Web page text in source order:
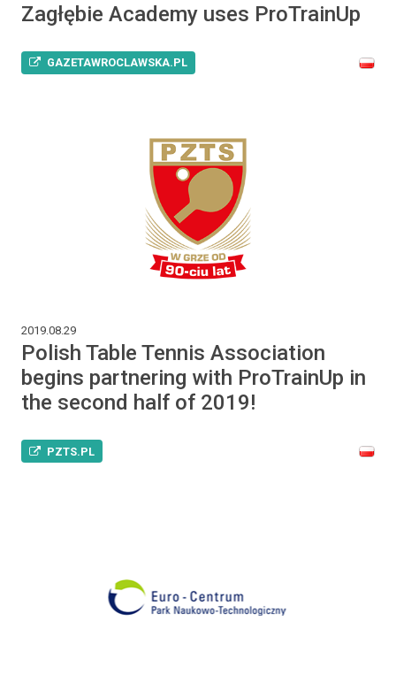
Zagłębie Academy uses ProTrainUp
GAZETAWROCLAWSKA.PL
2019.08.29
Polish Table Tennis Association
begins partnering with ProTrainUp in
the second half of 2019!
PZTS.PL